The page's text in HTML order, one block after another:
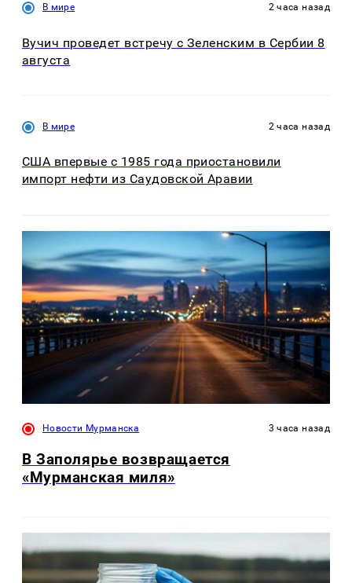
В мире 2 часа назад
Вучич проведет встречу с Зеленским в Сербии 8
августа
В мире 2 часа назад
США впервые с 1985 года приостановили
импорт нефти из Саудовской Аравии
Новости Мурманска 3 часа назад
В Заполярье возвращается
«Мурманская миля»